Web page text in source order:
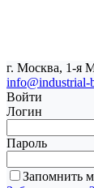
г. Москва, 1-я
info@industrial-
Войти
Логин
Пароль
Запомнить